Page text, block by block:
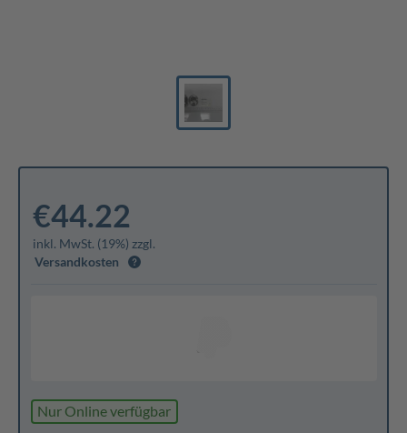
€44.22
inkl. MwSt. (19%) zzgl.
Versandkosten
Nur Online verfügbar